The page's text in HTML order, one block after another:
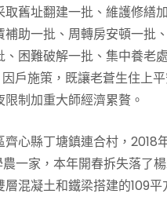
舊址翻建一批、維護修繕
補助一批、周轉房安頓一批
、困難破解一批、集中養老
因戶施策，既讓老蒼生住上
制加重大師經濟累贅。
心縣丁塘鎮連合村，2018
一家，本年開春拆失落了
混凝土和鐵梁搭建的109